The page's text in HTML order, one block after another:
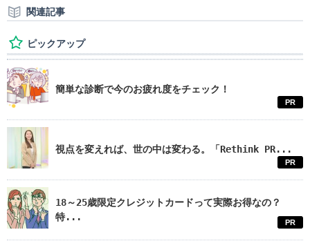
関連記事
ピックアップ
簡単な診断で今のお疲れ度をチェック！
PR
視点を変えれば、世の中は変わる。「Rethink PR...
PR
18～25歳限定クレジットカードって実際お得なの？
特...
PR